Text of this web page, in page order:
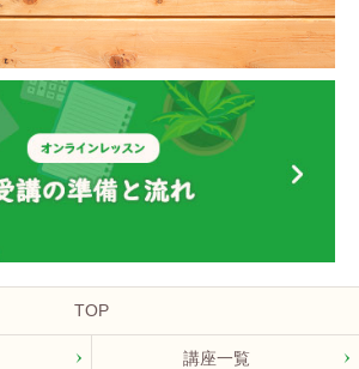
TOP
講座一覧